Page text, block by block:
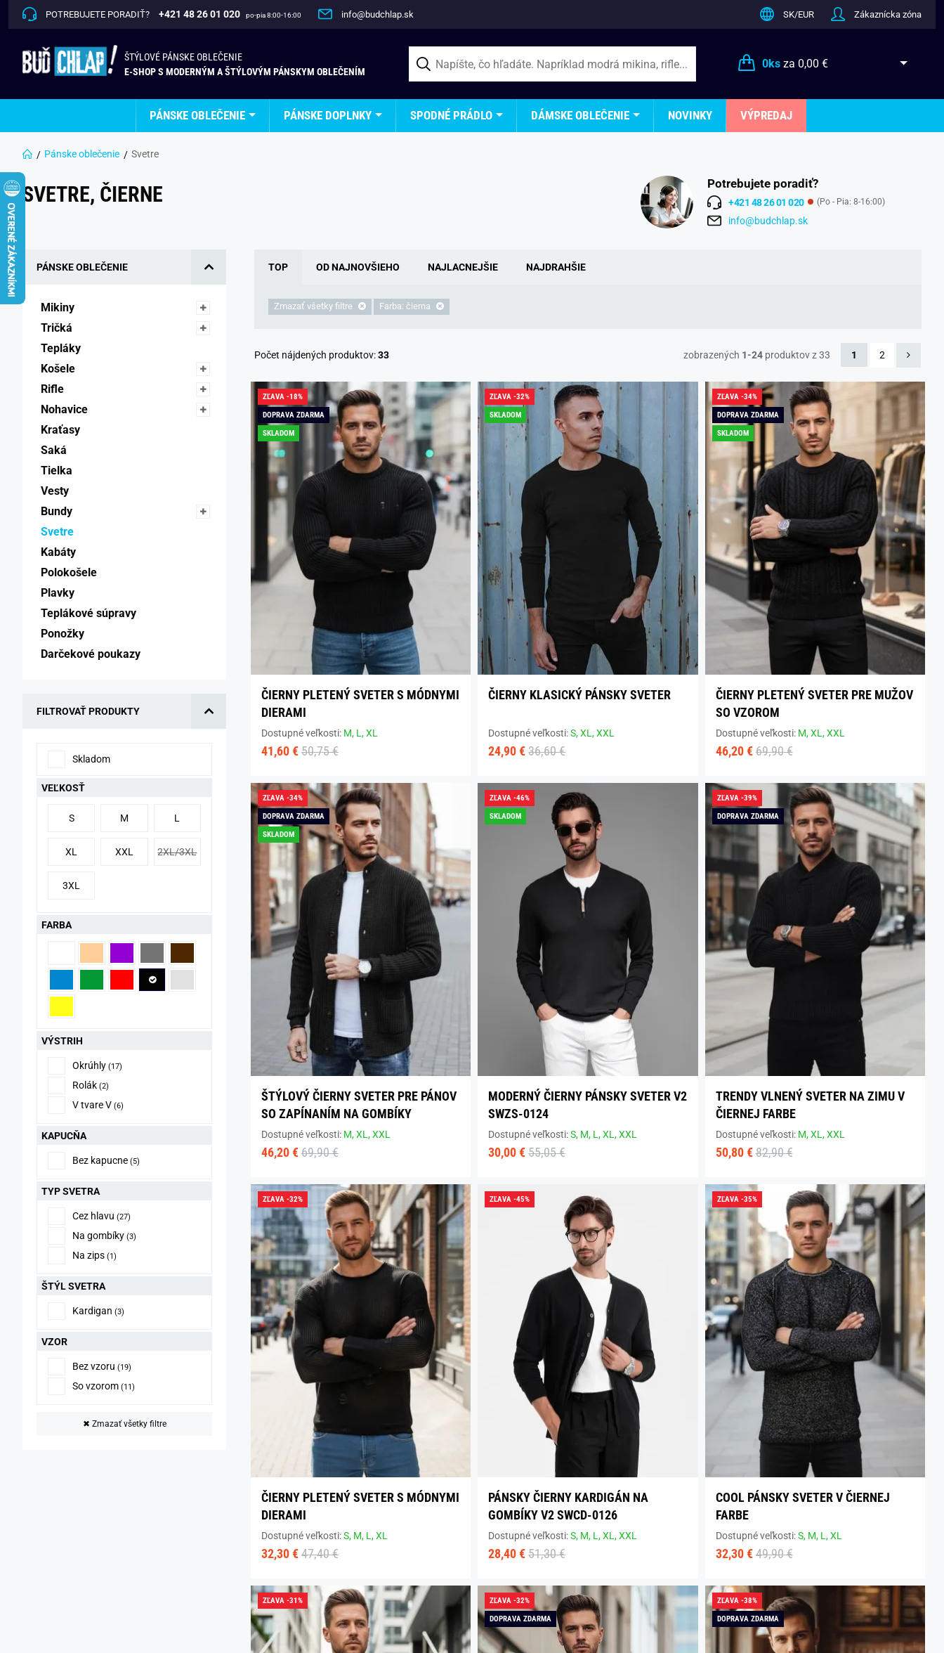
POTREBUJETE PORADIŤ? +421 48 26 01 020 po-pia 8:00-16:00 info@budchlap.sk SK/EUR Zákaznícka zóna
ŠTÝLOVÉ PÁNSKE OBLEČENIE
E-SHOP S MODERNÝM A ŠTÝLOVÝM PÁNSKYM OBLEČENÍM
0ksza 0,00 €
PÁNSKE OBLEČENIE PÁNSKE DOPLNKY SPODNÉ PRÁDLO DÁMSKE OBLEČENIE NOVINKY VÝPREDAJ
Pánske oblečenie Svetre
SVETRE, ČIERNE Potrebujete poradiť?
+421 48 26 01 020 (Po - Pia: 8-16:00)
info@budchlap.sk
PÁNSKE OBLEČENIE
Mikiny
Tričká
Tepláky
Košele
Rifle
Nohavice
Kraťasy
Saká
Tielka
Vesty
Bundy
Svetre
Kabáty
Polokošele
Plavky
Teplákové súpravy
Ponožky
Darčekové poukazy
FILTROVAŤ PRODUKTY
Skladom
VEĽKOSŤ
S M L
XL XXL 2XL/3XL
3XL
FARBA
VÝSTRIH
Okrúhly (17)
Rolák (2)
V tvare V (6)
KAPUCŇA
Bez kapucne (5)
TYP SVETRA
Cez hlavu (27)
Na gombíky (3)
Na zips (1)
ŠTÝL SVETRA
Kardigan (3)
VZOR
Bez vzoru (19)
So vzorom (11)
✖ Zmazať všetky filtre
TOP OD NAJNOVŠIEHO NAJLACNEJŠIE NAJDRAHŠIE
Zmazať všetky filtre Farba: čierna
Počet nájdených produktov:33 zobrazených 1-24 produktov z 33 1 2
ZĽAVA -18%
DOPRAVA ZDARMA
SKLADOM
ČIERNY PLETENÝ SVETER S MÓDNYMI
DIERAMI
Dostupné veľkosti: M, L,XL
41,60 € 50,75 €
ZĽAVA -32%
SKLADOM
ČIERNY KLASICKÝ PÁNSKY SVETER
Dostupné veľkosti:S,XL,XXL
24,90 € 36,60 €
ZĽAVA -34%
DOPRAVA ZDARMA
SKLADOM
ČIERNY PLETENÝ SVETER PRE MUŽOV
SO VZOROM
Dostupné veľkosti: M,XL,XXL
46,20 € 69,90 €
ZĽAVA -34%
DOPRAVA ZDARMA
SKLADOM
ŠTÝLOVÝ ČIERNY SVETER PRE PÁNOV
SO ZAPÍNANÍM NA GOMBÍKY
Dostupné veľkosti: M,XL,XXL
46,20 € 69,90 €
ZĽAVA -46%
SKLADOM
MODERNÝ ČIERNY PÁNSKY SVETER V2
SWZS-0124
Dostupné veľkosti:S, M, L,XL,XXL
30,00 € 55,05 €
ZĽAVA -39%
DOPRAVA ZDARMA
TRENDY VLNENÝ SVETER NA ZIMU V
ČIERNEJ FARBE
Dostupné veľkosti: M,XL,XXL
50,80 € 82,90 €
ZĽAVA -32%
ČIERNY PLETENÝ SVETER S MÓDNYMI
DIERAMI
Dostupné veľkosti:S, M, L,XL
32,30 € 47,40 €
ZĽAVA -45%
PÁNSKY ČIERNY KARDIGÁN NA
GOMBÍKY V2 SWCD-0126
Dostupné veľkosti:S, M, L,XL,XXL
28,40 € 51,30 €
ZĽAVA -35%
COOL PÁNSKY SVETER V ČIERNEJ
FARBE
Dostupné veľkosti:S, M, L,XL
32,30 € 49,90 €
ZĽAVA -31%
ZĽAVA -32%
DOPRAVA ZDARMA
ZĽAVA -38%
DOPRAVA ZDARMA